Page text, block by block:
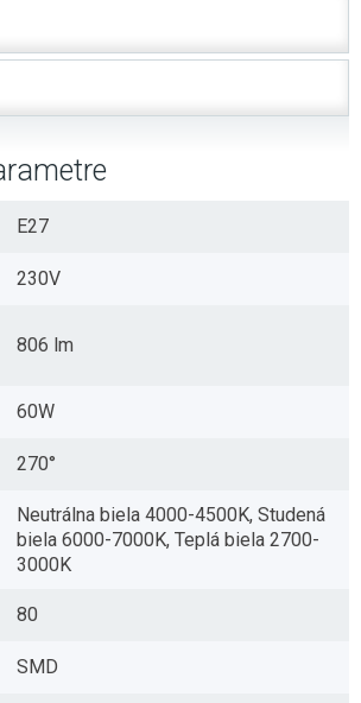
E27
230V
806 lm
60W
270°
Neutrálna biela 4000-4500K, Studená
biela 6000-7000K, Teplá biela 2700-
3000K
80
SMD